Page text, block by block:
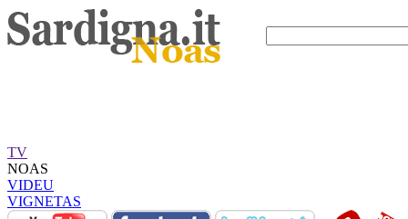
TV
NOAS
VIDEU
VIGNETAS